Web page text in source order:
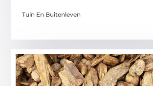
Tuin En Buitenleven